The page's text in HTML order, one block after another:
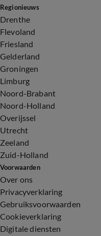
Regionieuws
Drenthe
Flevoland
Friesland
Gelderland
Groningen
Limburg
Noord-Brabant
Noord-Holland
Overijssel
Utrecht
Zeeland
Zuid-Holland
Voorwaarden
Over ons
Privacyverklaring
Gebruiksvoorwaarden
Cookieverklaring
Digitale diensten